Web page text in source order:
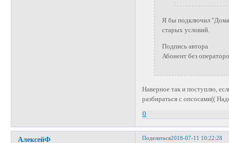
Я бы подключил
старых условий.
Подпись автора
Абонент без
Наверное так и поступлю,
разбираться с опсосами((
0
Поделиться2018-07-11 10:22:28
АлексейФ